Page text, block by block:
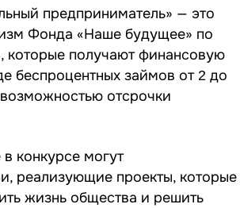
предприниматель» — это
Фонда «Наше будущее» по
которые получают финансовую
беспроцентных займов от 2 до
отсрочки
конкурсе могут
реализующие проекты, которые
жизнь общества и решить